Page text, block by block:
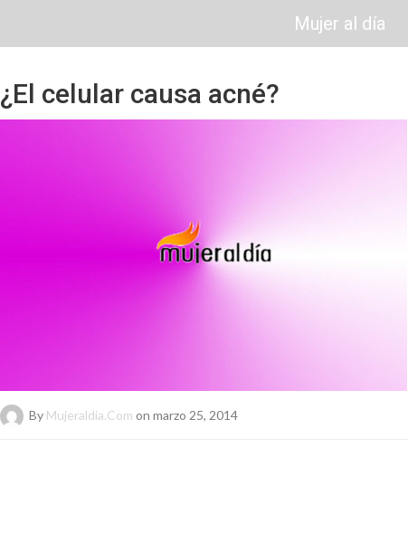
Mujer al día
¿El celular causa acné?
By Mujeraldia.com on marzo 25, 2014